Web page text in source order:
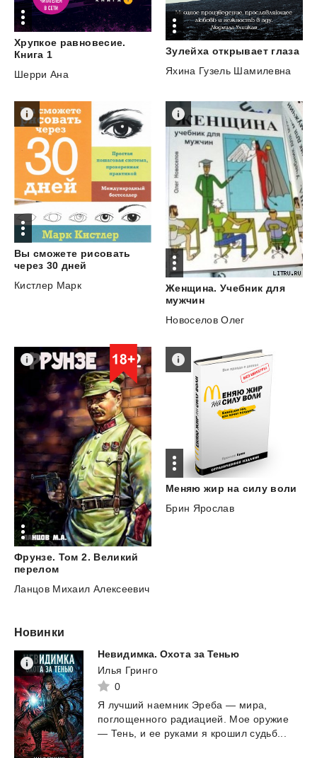
Хрупкое равновесие.
Книга 1
Шерри Ана
Зулейха открывает глаза
Яхина Гузель Шамилевна
Вы сможете рисовать
через 30 дней
Кистлер Марк
Женщина. Учебник для
мужчин
Новоселов Олег
Фрунзе. Том 2. Великий
перелом
Ланцов Михаил Алексеевич
Меняю жир на силу воли
Брин Ярослав
Новинки
Невидимка. Охота за Тенью
Илья Гринго
0
Я лучший наемник Эреба — мира,
поглощенного радиацией. Мое оружие
— Тень, и ее руками я крошил судьб...